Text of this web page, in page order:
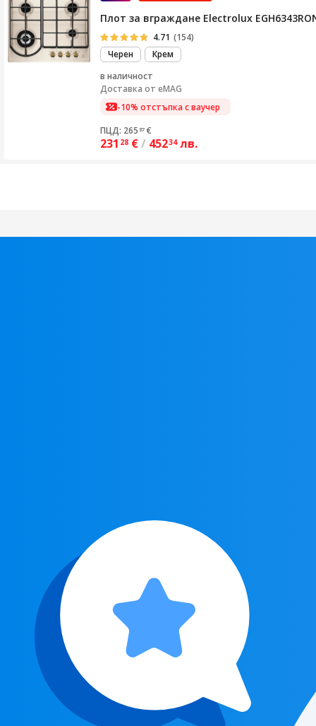
Плот за вграждане Electrolux
4.71 (154)
Черен
Крем
в наличност
Доставка от eMAG
-10% отстъпка с ваучер
ПЦД: 265 87 €
231 28 €/ 45234 лв.